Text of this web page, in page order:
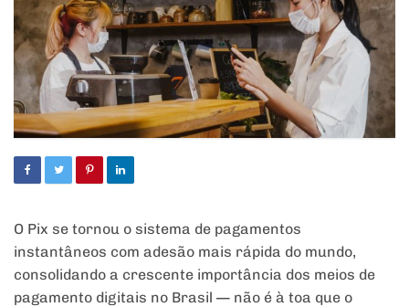
O Pix se tornou o sistema de pagamentos
instantâneos com adesão mais rápida do mundo,
consolidando a crescente importância dos meios de
pagamento digitais no Brasil — não é à toa que o